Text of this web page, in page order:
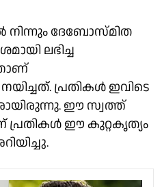
നിന്നും ദേബോസ്മിത
ലഭിച്ച
പ്രതികൾ ഇവിടെ
ഈ സ്വത്ത്
ഈ കുറ്റകൃത്യം